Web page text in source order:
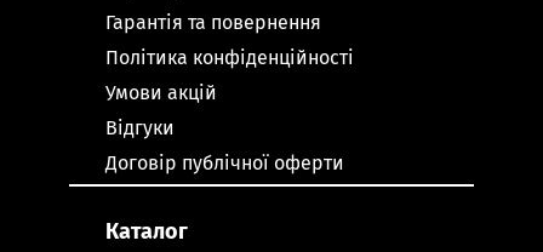
Гарантія та повернення
Політика конфіденційності
Умови акцій
Відгуки
Договір публічної оферти
Каталог